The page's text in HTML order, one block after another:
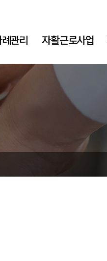
관리 자활근로사업